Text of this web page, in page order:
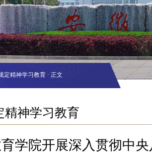
定精神学习教育 · 正文
精神学习教育
学院开展深入贯彻中